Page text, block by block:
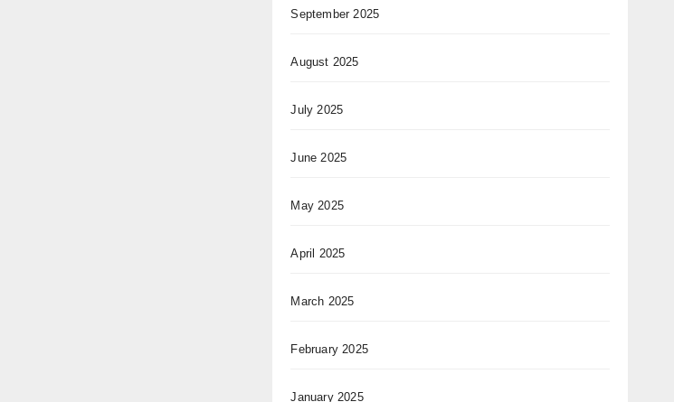
September 2025
August 2025
July 2025
June 2025
May 2025
April 2025
March 2025
February 2025
January 2025